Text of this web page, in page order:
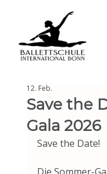
Save the
Gala 2026
12. Feb.
Save the Date!